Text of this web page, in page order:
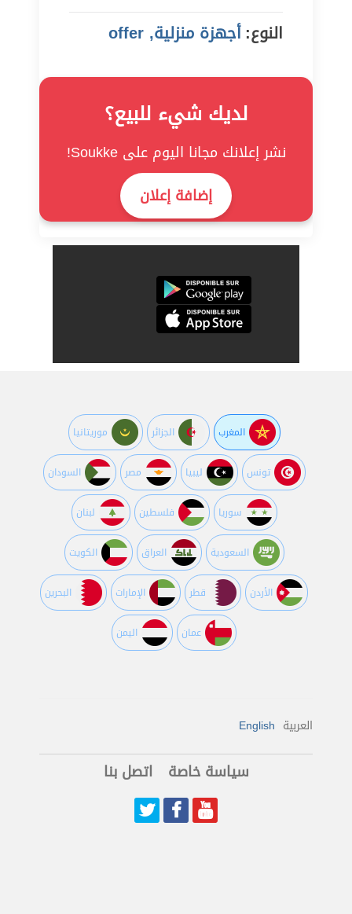
النوع:أجهزة منزلية, offer
لديك شيء للبيع؟
نشر إعلانك مجانا اليوم على Soukke!
إضافة إعلان
المغرب الجزائر موريتانيا
تونس ليبيا مصر السودان
سوريا فلسطين لبنان
السعودية العراق الكويت
اﻷردن قطر اﻹمارات البحرين
عمان اليمن
العربية English
سياسة خاصة اتصل بنا